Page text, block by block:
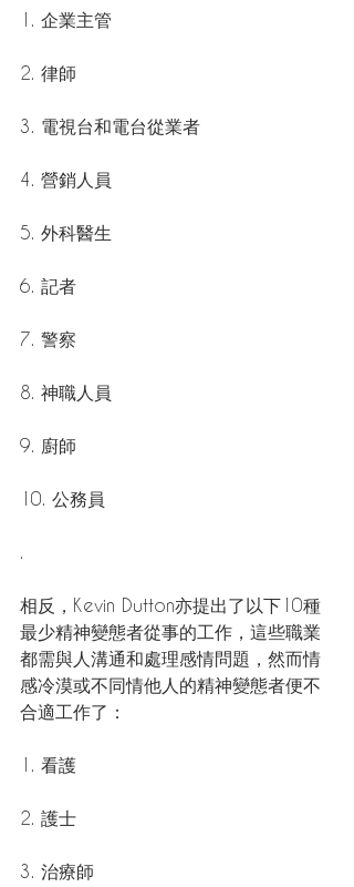
1. 企業主管
2. 律師
3. 電視台和電台從業者
4. 營銷人員
5. 外科醫生
6. 記者
7. 警察
8. 神職人員
9. 廚師
10. 公務員
相反，Kevin Dutton亦提出了以下10種
最少精神變態者從事的工作，這些職業
都需與人溝通和處理感情問題，然而情
感冷漠或不同情他人的精神變態者便不
合適工作了：
1. 看護
2. 護士
3. 治療師